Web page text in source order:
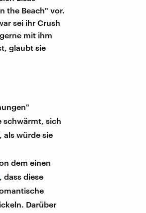
the Beach" vor.
sei ihr Crush
mit ihm
glaubt sie
schwärmt, sich
als würde sie
dem einen
, dass diese
Darüber